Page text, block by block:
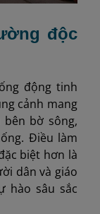
độc
động tinh
cảnh mang
bờ sông,
Điều làm
biệt hơn là
dân và giáo
hào sâu sắc